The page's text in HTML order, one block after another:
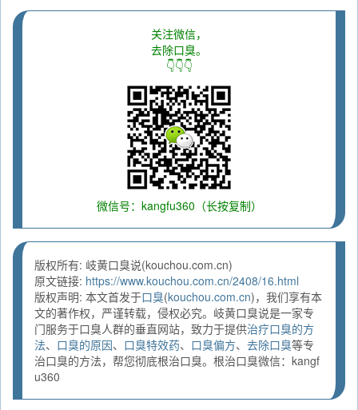
关注微信，
去除口臭。
👇👇👇
微信号：kangfu360（长按复制）
版权所有: 岐黄口臭说(kouchou.com.cn)
原文链接: https://www.kouchou.com.cn/2408/16.html
版权声明: 本文首发于口臭(kouchou.com.cn)，我们享有本
文的著作权，严谨转载，侵权必究。岐黄口臭说是一家专
门服务于口臭人群的垂直网站，致力于提供治疗口臭的方
法、 口臭的原因、 口臭特效药、 口臭偏方、 去除口臭等专
治口臭的方法，帮您彻底根治口臭。根治口臭微信：kangf
u360